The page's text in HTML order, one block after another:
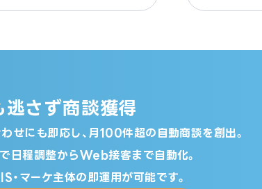
逃さず商談獲得
せにも即応し、月100件超の自動商談を創出。
日程調整からWeb接客まで自動化。
・マーケ主体の即運用が可能です。